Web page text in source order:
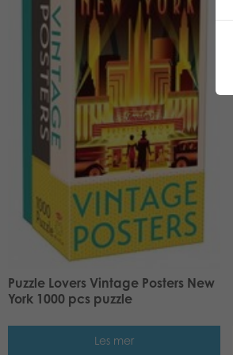
Puzzle Lovers Vintage Posters New
York 1000 pcs puzzle
Les mer